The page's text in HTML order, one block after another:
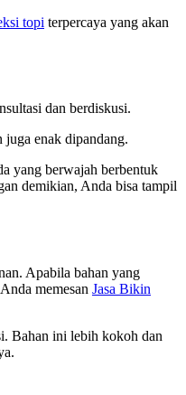
topi terpercaya yang akan
dan berdiskusi.
enak dipandang.
yang berwajah berbentuk
demikian, Anda bisa tampil
Apabila bahan yang
memesan Jasa Bikin
Bahan ini lebih kokoh dan